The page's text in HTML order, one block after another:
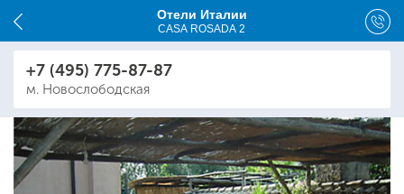
Отели Италии
CASA ROSADA 2
+7 (495) 775-87-87
м. Новослободская